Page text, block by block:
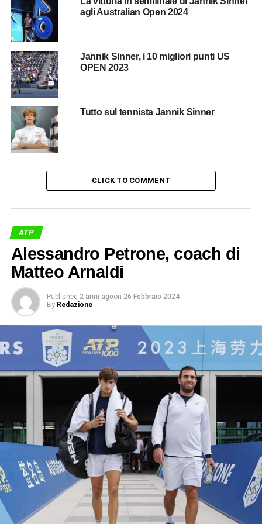
Le Caratteristiche distintive di Sinner
Ci sono diverse caratteristiche che distinguono
Sinnerdagli altri giocatori del circuito. In primo luogo, la
sua tecnica impeccabile e la sua capacità di adattarsi a
diversi stili di gioco lo rendono un avversario temibile su
qualsiasi superficie. Che si tratti di terra battuta, cemento
o erba, Sinner sa come far valere il suo gioco e mettere
sotto pressione i suoi avversari.
In secondo luogo, la sua mentalità competitiva e la sua
delle sue partite più impegnative. Sinner non si arrende
Questa tenacia e resilienza lo hanno aiutato a superare
numerosi ostacoli lungo il suo percorso e a emergere
come uno dei giocatori più temuti del circuito.
ADVERTISEMENT
Infine, va sottolineato il suo approccio professionale e la
sua dedizione al miglioramento costante. Sinner è noto
per il suo impegno nei confronti del suo allenamento e
della sua preparazione fisica, e questo si riflette nei suoi
risultati in campo. È sempre alla ricerca di modi per
migliorare il suo gioco e rimanere al passo con
l’evoluzione del tennis moderno.
Il Successo di Sinner sul Circuito
Mondiale
Fin dal suo debutto nel circuito professionistico, Jannik
Sinner ha dimostrato di essere un contendente serio nei
tornei più importanti del mondo. Ha raggiunto la finale del
torneo ATP 500 a Vienna nel 2019, diventando il più
agli Australian Open 2024
Jannik Sinner, i 10 migliori punti US
OPEN 2023
Tutto sul tennista Jannik Sinner
CLICK TO COMMENT
ATP
Alessandro Petrone, coach di
Matteo Arnaldi
Published 2 anni agoon 26 Febbraio 2024
By Redazione